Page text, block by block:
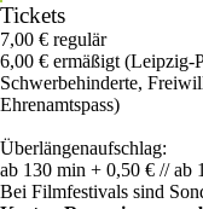
Tickets
7,00 € regulär
6,00 € ermäßigt (Leipzig-
Schwerbehinderte,
Ehrenamtspass)
Überlängenaufschlag:
ab 130 min + 0,50 € // ab
Bei Filmfestivals sind